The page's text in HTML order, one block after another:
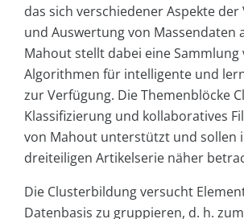
das sich verschiedener Aspekte
und Auswertung von Massendaten
Mahout stellt dabei eine Sammlung
Algorithmen für intelligente und
zur Verfügung. Die Themenblöcke
Klassifizierung und kollaboratives
von Mahout unterstützt und sollen
dreiteiligen Artikelserie näher
Die Clusterbildung versucht
Datenbasis zu gruppieren, d. h.